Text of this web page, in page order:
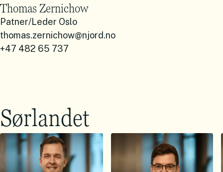
Thomas Zernichow
Patner/Leder Oslo
thomas.zernichow@njord.no
+47 482 65 737
Sørlandet